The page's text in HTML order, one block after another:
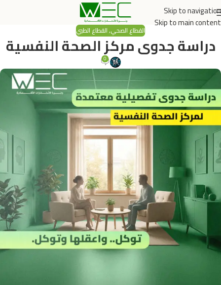
Skip to navigation
Skip to main content
القطاع الصحي,القطاع الطبي
دراسة جدوى مركز الصحة النفسية
0